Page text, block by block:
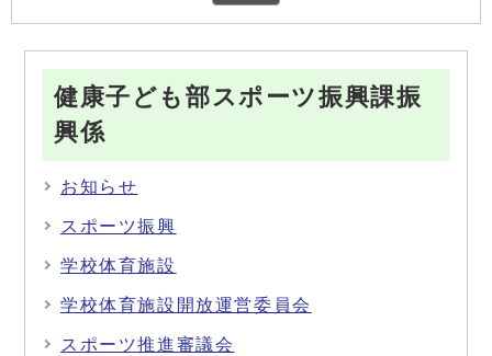
健康子ども部スポーツ振興課振
興係
お知らせ
スポーツ振興
学校体育施設
学校体育施設開放運営委員会
スポーツ推進審議会